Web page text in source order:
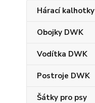
Hárací kalhotky
Obojky DWK
Vodítka DWK
Postroje DWK
Šátky pro psy